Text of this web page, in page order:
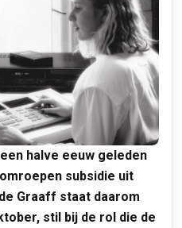
halve eeuw geleden
subsidie uit
Graaff staat daarom
stil bij de rol die de